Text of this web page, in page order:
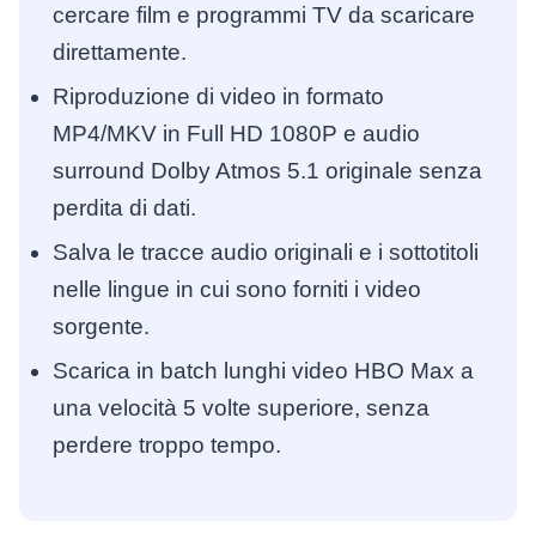
cercare film e programmi TV da scaricare
direttamente.
Riproduzione di video in formato
MP4/MKV in Full HD 1080P e audio
surround Dolby Atmos 5.1 originale senza
perdita di dati.
Salva le tracce audio originali e i sottotitoli
nelle lingue in cui sono forniti i video
sorgente.
Scarica in batch lunghi video HBO Max a
una velocità 5 volte superiore, senza
perdere troppo tempo.